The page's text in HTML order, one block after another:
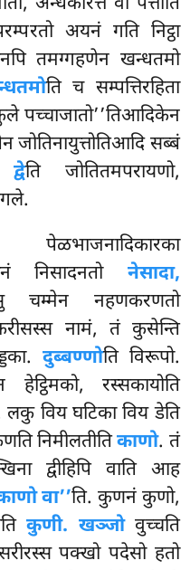
अयनं गति निट्ठा
तमग्गहणेन खन्धतमो
ति च सम्पत्तिरहिता
पच्चाजातो’’तिआदिकेन
जोतिनायुत्तोतिआदि सब्बं
ति जोतितमपरायणो,
पेळभाजनादिकारका
निसादनतो नेसादा,
चम्मेन नहणकरणतो
नामं, तं कुसेन्ति
दुब्बण्णोति विरूपो.
हेट्ठिमको, रस्सकायोति
लकु विय घटिका विय डेति
निमीलतीतिकाणो. तं
द्वीहिपि वाति आह
वा’’ति. कुणनं कुणो,
कुणी. खञ्जोवुच्चति
सरीरस्स पक्खो पदेसो हतो